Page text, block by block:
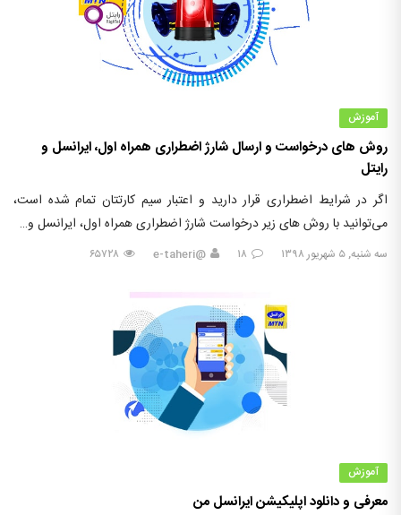
آموزش
روش های درخواست و ارسال شارژ اضطراری همراه اول، ایرانسل و
رایتل
اگر در شرایط اضطراری قرار دارید و اعتبار سیم کارتتان تمام شده است،
می‌توانید با روش های زیر درخواست شارژ اضطراری همراه اول، ایرانسل و…
سه شنبه, ۵ شهریور ۱۳۹۸ ۱۸ @e-taheri ۶۵۷۲۸
آموزش
معرفی و دانلود اپلیکیشن ایرانسل من